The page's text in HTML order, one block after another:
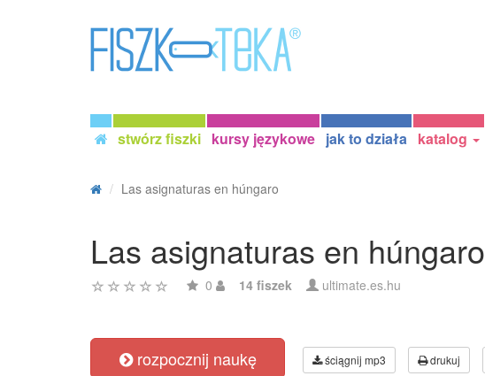
stwórz fiszki kursy językowe jak to działa katalog
Las asignaturas en húngaro
Las asignaturas en húngaro
0 14 fiszek ultimate.es.hu
rozpocznij naukę ściągnij mp3 drukuj